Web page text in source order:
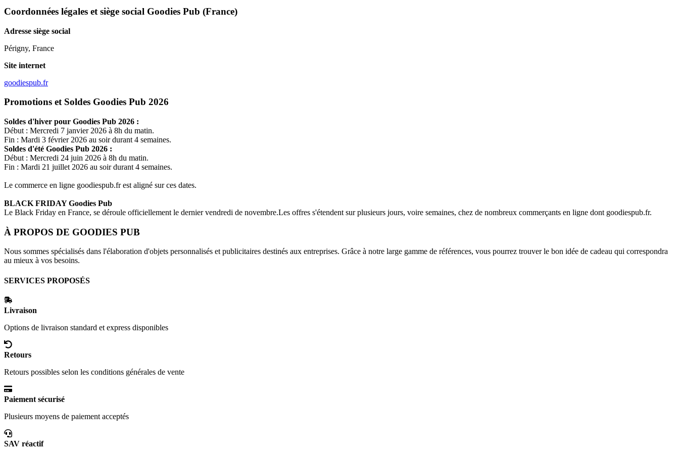
Coordonnées légales et siège social Goodies Pub (France)
Adresse siège social
Périgny, France
Site internet
goodiespub.fr
Promotions et Soldes Goodies Pub 2026
Soldes d'hiver pour Goodies Pub 2026 :
Début : Mercredi 7 janvier 2026 à 8h du matin.
Fin : Mardi 3 février 2026 au soir durant 4 semaines.
Soldes d'été Goodies Pub 2026 :
Début : Mercredi 24 juin 2026 à 8h du matin.
Fin : Mardi 21 juillet 2026 au soir durant 4 semaines.
Le commerce en ligne goodiespub.frest aligné sur ces dates.
BLACK FRIDAYGoodies Pub
Le Black Friday en France, se déroule officiellement le dernier vendredi de novembre.Les offres s'étendent sur plusieurs jours, voire semaines, chez de nombreux commerçants en ligne dont goodiespub.fr.
À PROPOS DE GOODIES PUB
Nous sommes spécialisés dans l'élaboration d'objets personnalisés et publicitaires destinés aux entreprises. Grâce à notre large gamme de références, vous pourrez trouver le bon idée de cadeau qui correspondra
au mieux à vos besoins.
SERVICES PROPOSÉS
Livraison
Options de livraison standard et express disponibles
Retours
Retours possibles selon les conditions générales de vente
Paiement sécurisé
Plusieurs moyens de paiement acceptés
SAV réactif